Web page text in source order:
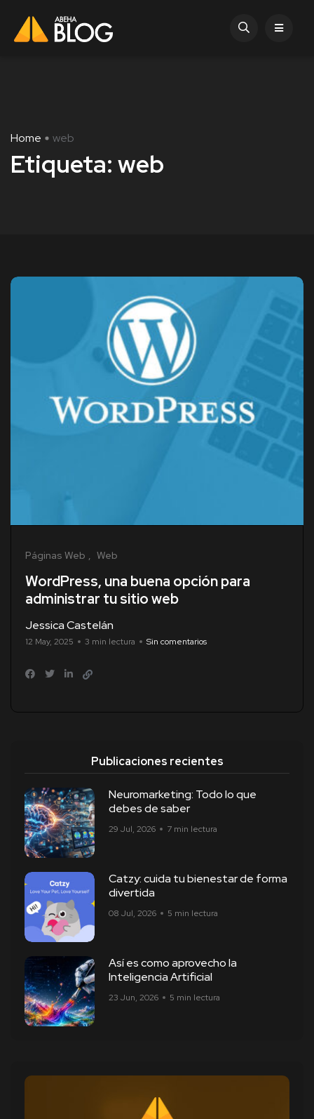
Home web
Etiqueta: web
Páginas Web Web
WordPress, una buena opción para
administrar tu sitio web
Jessica Castelán
12 May, 2025 3 min lectura Sin comentarios
Publicaciones recientes
Neuromarketing: Todo lo que
debes de saber
29 Jul, 2026 7 min lectura
Catzy: cuida tu bienestar de forma
divertida
08 Jul, 2026 5 min lectura
Así es como aprovecho la
Inteligencia Artificial
23 Jun, 2026 5 min lectura